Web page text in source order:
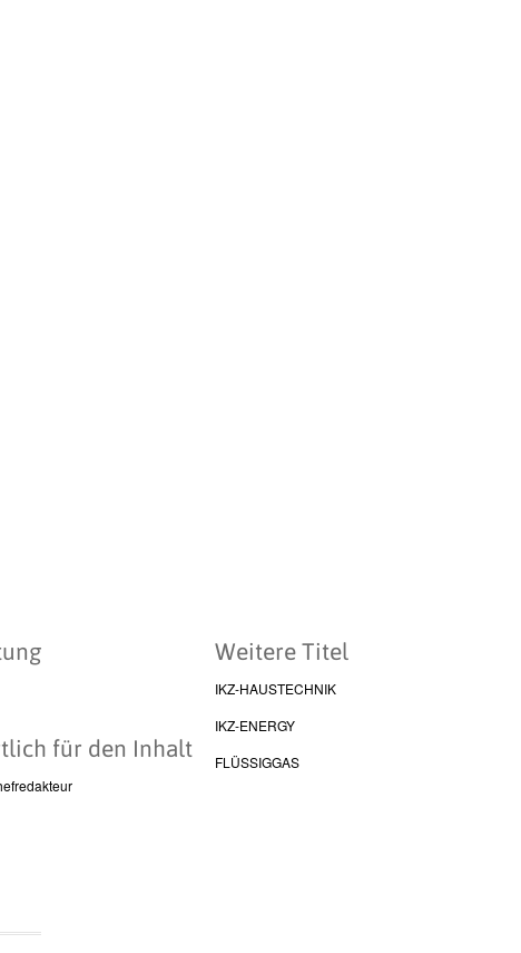
für den Inhalt
Weitere Titel
IKZ-HAUSTECHNIK
IKZ-ENERGY
FLÜSSIGGAS